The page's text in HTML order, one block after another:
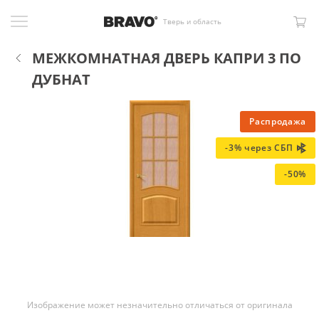
Тверь и область
МЕЖКОМНАТНАЯ ДВЕРЬ КАПРИ 3 ПО
ДУБНАТ
Распродажа
-3% через СБП
-50%
Изображение может незначительно отличаться от оригинала